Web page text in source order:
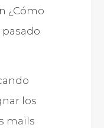
¿Cómo
los
mails